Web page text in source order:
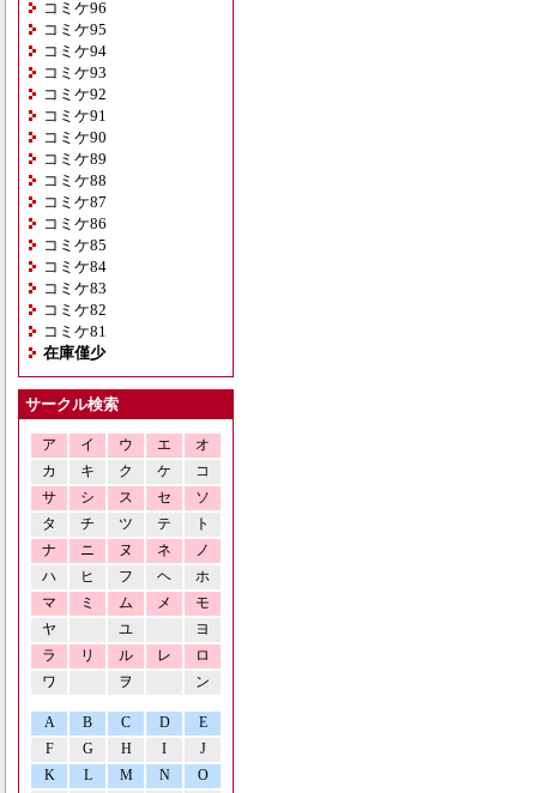
コミケ96
コミケ95
コミケ94
コミケ93
コミケ92
コミケ91
コミケ90
コミケ89
コミケ88
コミケ87
コミケ86
コミケ85
コミケ84
コミケ83
コミケ82
コミケ81
在庫僅少
サークル検索
ア イ ウ エ
オ
カ
キ ク ケ
コ
サ
シ ス セ
ソ
タ
チ ツ テ
ト
ナ
ニ ヌ ネ
ノ
ハ
ヒ フ ヘ
ホ
マ
ミ ム メ
モ
ヤ
ユ
ヨ
ラ
リ ル レ
ロ
ワ
ヲ ン
A B C D
E
F
G H I
J
K
L M N O